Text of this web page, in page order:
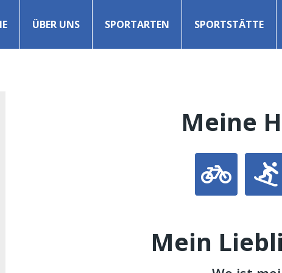
ÜBER UNS SPORTARTEN SPORTSTÄTTE
Meine
Mein